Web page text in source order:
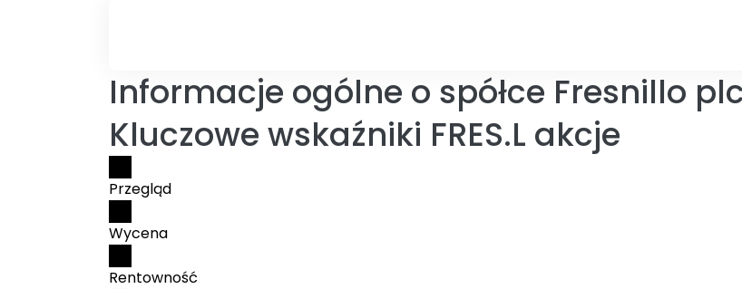
Informacje ogólne o spółce Fresnillo
Kluczowe wskaźniki FRES.L akcje
Przegląd
Wycena
Rentowność